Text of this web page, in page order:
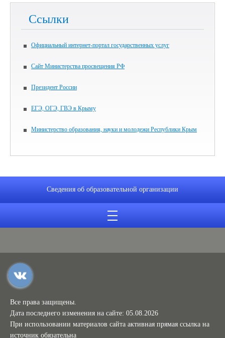
Ссылки
Официальный интернет-портал государственных услуг
Сайт Министерства просвещения РФ
Президент России
ЕГЭ, ОГЭ, ГВЭ в Крыму
Министерство образования, науки и молодежи Республики Крым
Сведения об образовательной организации
Все права защищены.
Дата последнего изменения на сайте: 05.08.2026
При использовании материалов сайта активная прямая ссылка на
источник обязательна